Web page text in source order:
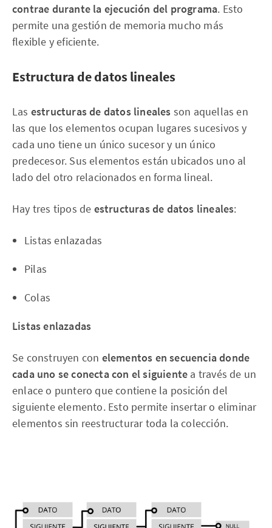
contrae durante la ejecución del programa. Esto
permite una gestión de memoria mucho más
flexible y eficiente.
Estructura de datos lineales
Las estructuras de datos lineales son aquellas en
las que los elementos ocupan lugares sucesivos y
cada uno tiene un único sucesor y un único
predecesor. Sus elementos están ubicados uno al
lado del otro relacionados en forma lineal.
Hay tres tipos de estructuras de datos lineales:
Listas enlazadas
Pilas
Colas
Listas enlazadas
Se construyen con elementos en secuencia donde
cada uno se conecta con el siguiente a través de un
enlace o puntero que contiene la posición del
siguiente elemento. Esto permite insertar o eliminar
elementos sin reestructurar toda la colección.